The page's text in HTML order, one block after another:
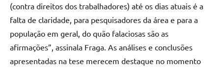
(contra direitos dos trabalhadores) até os dias atuais é a
falta de claridade, para pesquisadores da área e para a
população em geral, do quão falaciosas são as
afirmações”, assinala Fraga. As análises e conclusões
apresentadas na tese merecem destaque no momento